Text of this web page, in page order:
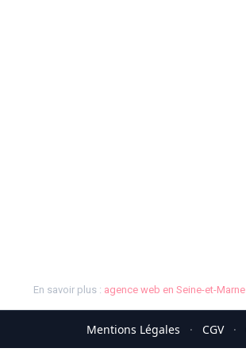
En savoir plus : agence web en Seine-et-Marne
Mentions Légales · CGV ·